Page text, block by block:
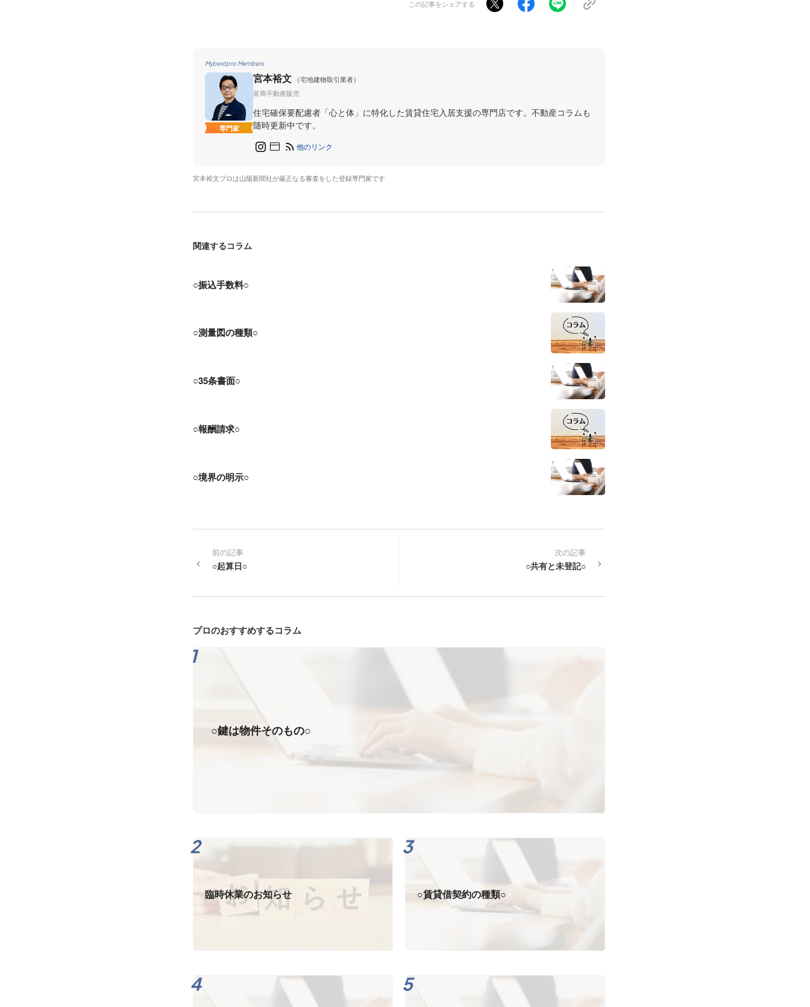
この記事をシェアする
Mybestpro Members
専門家
宮本裕文
（宅地建物取引業者）
富商不動産販売
住宅確保要配慮者「心と体」に特化した賃貸住宅入居支援の専門店です。不動産コラムも
随時更新中です。
他のリンク
宮本裕文プロは山陽新聞社が厳正なる審査をした登録専門家です
関連するコラム
○振込手数料○
○測量図の種類○
○35条書面○
○報酬請求○
○境界の明示○
前の記事
○起算日○
次の記事
○共有と未登記○
プロのおすすめするコラム
○鍵は物件そのもの○
臨時休業のお知らせ ○賃貸借契約の種類○